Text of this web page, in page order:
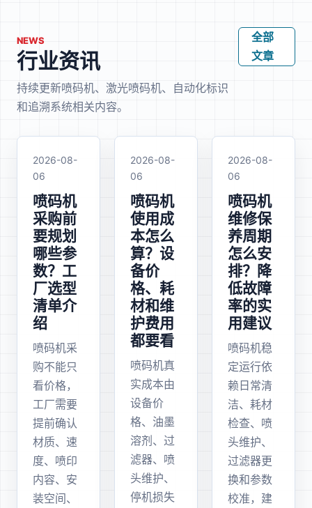
NEWS
行业资讯
持续更新喷码机、激光喷码机、自动化标识
和追溯系统相关内容。
全部
文章
2026-08-
06
喷码机
采购前
要规划
哪些参
数？工
厂选型
清单介
绍
喷码机采
购不能只
看价格，
工厂需要
提前确认
材质、速
度、喷印
内容、安
装空间、
2026-08-
06
喷码机
使用成
本怎么
算？设
备价
格、耗
材和维
护费用
都要看
喷码机真
实成本由
设备价
格、油墨
溶剂、过
滤器、喷
头维护、
停机损失
2026-08-
06
喷码机
维修保
养周期
怎么安
排？降
低故障
率的实
用建议
喷码机稳
定运行依
赖日常清
洁、耗材
检查、喷
头维护、
过滤器更
换和参数
校准，建